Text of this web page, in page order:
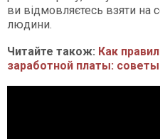
ви відмовляєтесь взяти на
людини.
Читайте також: Как
заработной платы: